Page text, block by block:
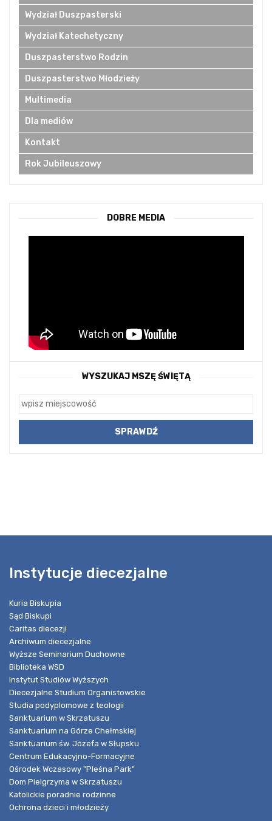
Wydział Duszpasterski
Wydział Katechetyczny
Duszpasterstwo Rodzin
Duszpasterstwo Młodzieży
Multimedia
Dla mediów
Kontakt
Rok Jubileuszowy
DOBRE MEDIA
WYSZUKAJ MSZĘ ŚWIĘTĄ
Instytucje diecezjalne
Kuria Biskupia
Sąd Biskupi
Caritas diecezji
Archiwum diecezjalne
Wyższe Seminarium Duchowne
Biblioteka WSD
Instytut Studiów Wyższych
Diecezjalne Studium Organistowskie
Studia podyplomowe z teologii
Sanktuarium w Skrzatuszu
Sanktuarium na Górze Chełmskiej
Sanktuarium św. Józefa w Słupsku
Centrum Edukacyjno-Formacyjne
Ośrodek Wczasowy "Pleśna Park"
Dom Pielgrzyma w Skrzatuszu
Katolickie poradnie rodzinne
Ochrona dzieci i młodzieży